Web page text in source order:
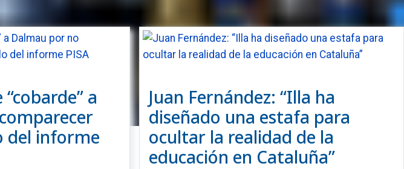
a
del informe
Juan Fernández: “Illa ha
diseñado una estafa para
ocultar la realidad de la
educación en Cataluña”